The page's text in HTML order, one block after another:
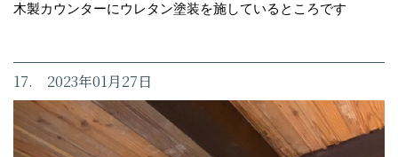
木製カウンターにウレタン塗装を施しているところです
17. 2023年01月27日